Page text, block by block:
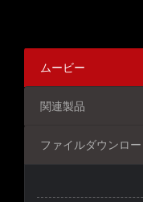
ムービー
関連製品
ファイルダウンロー